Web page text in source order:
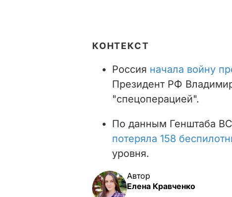
КОНТЕКСТ
Россия начала войну
Президент РФ
"спецоперацией".
По данным Генштаба
потеряла 158
уровня.
Автор
Елена Кравченко